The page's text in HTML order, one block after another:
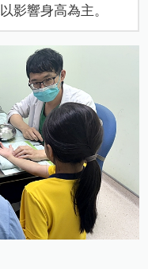
影響身高為主。